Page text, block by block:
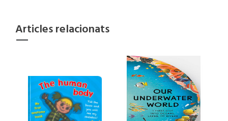
Articles relacionats